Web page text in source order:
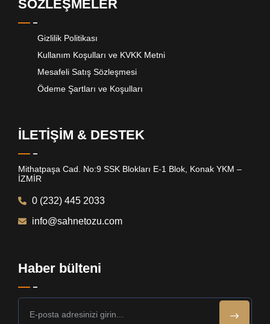
SÖZLEŞMELER
Gizlilik Politikası
Kullanım Koşulları ve KVKK Metni
Mesafeli Satış Sözleşmesi
Ödeme Şartları ve Koşulları
İLETİŞİM & DESTEK
Mithatpaşa Cad. No:9 SSK Blokları E-1 Blok, Konak YKM –
İZMİR
0 (232) 445 2033
info@sahnetozu.com
Haber bülteni